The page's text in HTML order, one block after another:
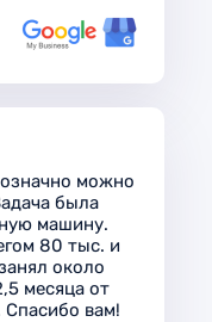
можно
была
машину.
80 тыс. и
около
месяца от
вам!